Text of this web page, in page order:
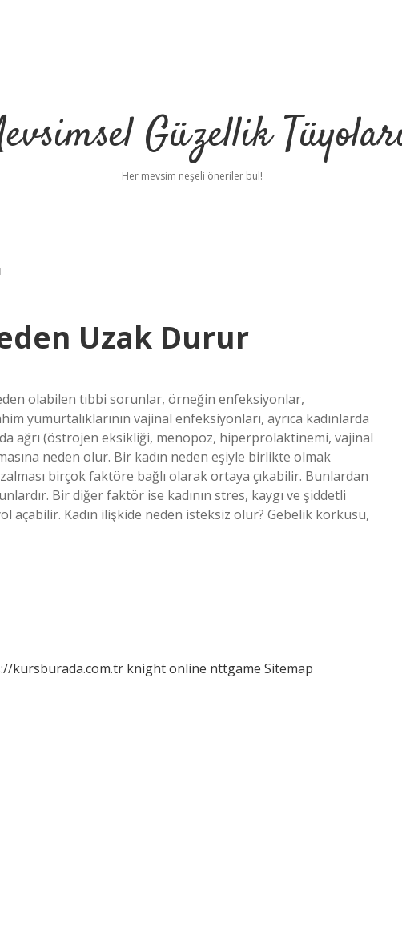
Güzellik
Her mevsim neşeli öneriler bul!
Uzak Durur
olabilen tıbbi sorunlar, örneğin enfeksiyonlar,
yumurtalıklarının vajinal enfeksiyonları, ayrıca kadınlarda
ağrı (östrojen eksikliği, menopoz, hiperprolaktinemi, vajinal
neden olur. Bir kadın neden eşiyle birlikte olmak
birçok faktöre bağlı olarak ortaya çıkabilir. Bunlardan
Bir diğer faktör ise kadının stres, kaygı ve şiddetli
açabilir. Kadın ilişkide neden isteksiz olur? Gebelik korkusu,
kursburada.com.tr knight online nttgame Sitemap